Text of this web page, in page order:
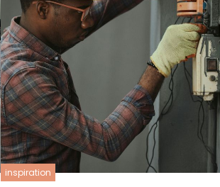
inspiration